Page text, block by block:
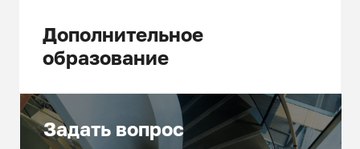
Дополнительное
образование
Задать вопрос